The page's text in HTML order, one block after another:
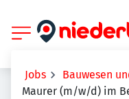
Jobs
Bauwesen
Maurer (m/w/d) im